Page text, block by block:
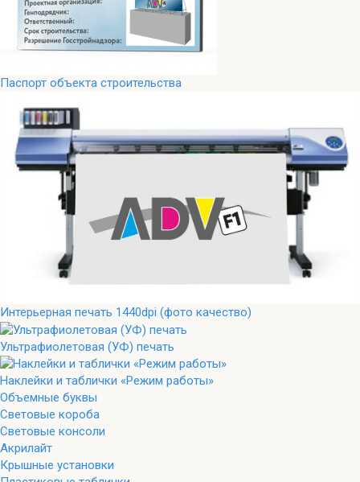
Паспорт объекта строительства
Интерьерная печать 1440dpi (фото качество)
Ультрафиолетовая (УФ) печать
Наклейки и таблички «Режим работы»
Объемные буквы
Световые короба
Световые консоли
Акрилайт
Крышные установки